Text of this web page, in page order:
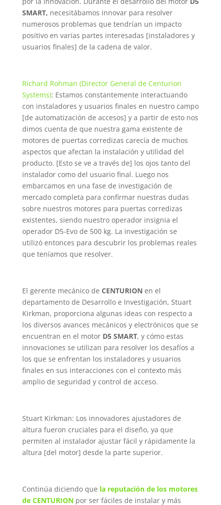
SMART, necesitábamos innovar para resolver
numerosos problemas que tendrían un impacto
positivo en varias partes interesadas [instaladores y
usuarios finales] de la cadena de valor.
Richard Rohman (Director General de Centurion
Systems): Estamos constantemente interactuando
con instaladores y usuarios finales en nuestro campo
[de automatización de accesos] y a partir de esto nos
dimos cuenta de que nuestra gama existente de
motores de puertas corredizas carecía de muchos
aspectos que afectan la instalación y utilidad del
producto. [Esto se ve a través de] los ojos tanto del
instalador como del usuario final. Luego nos
embarcamos en una fase de investigación de
mercado completa para confirmar nuestras dudas
sobre nuestros motores para puertas corredizas
existentes, siendo nuestro operador insignia el
operador D5-Evo de 500 kg. La investigación se
utilizó entonces para descubrir los problemas reales
que teníamos que resolver.
El gerente mecánico de CENTURION en el
departamento de Desarrollo e Investigación, Stuart
Kirkman, proporciona algunas ideas con respecto a
los diversos avances mecánicos y electrónicos que se
encuentran en el motor D5 SMART, y cómo estas
innovaciones se utilizan para resolver los desafíos a
los que se enfrentan los instaladores y usuarios
finales en sus interacciones con el contexto más
amplio de seguridad y control de acceso.
Stuart Kirkman: Los innovadores ajustadores de
altura fueron cruciales para el diseño, ya que
permiten al instalador ajustar fácil y rápidamente la
altura [del motor] desde la parte superior.
Continúa diciendo que la reputación de los motores
de CENTURIONpor ser fáciles de instalar y más